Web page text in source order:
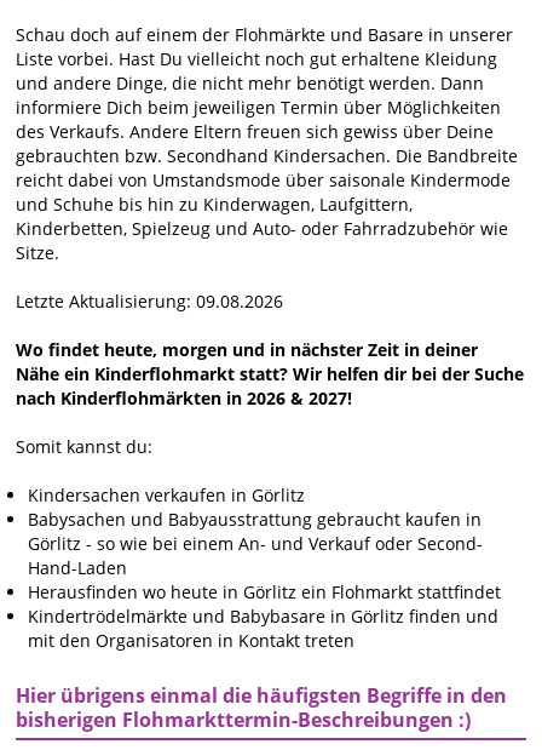
Schau doch auf einem der Flohmärkte und Basare in unserer
Liste vorbei. Hast Du vielleicht noch gut erhaltene Kleidung
und andere Dinge, die nicht mehr benötigt werden. Dann
informiere Dich beim jeweiligen Termin über Möglichkeiten
des Verkaufs. Andere Eltern freuen sich gewiss über Deine
gebrauchten bzw. Secondhand Kindersachen. Die Bandbreite
reicht dabei von Umstandsmode über saisonale Kindermode
und Schuhe bis hin zu Kinderwagen, Laufgittern,
Kinderbetten, Spielzeug und Auto- oder Fahrradzubehör wie
Sitze.
Letzte Aktualisierung: 09.08.2026
Wo findet heute, morgen und in nächster Zeit in deiner
Nähe ein Kinderflohmarkt statt? Wir helfen dir bei der Suche
nach Kinderflohmärkten in 2026 & 2027!
Somit kannst du:
Kindersachen verkaufen in Görlitz
Babysachen und Babyausstrattung gebraucht kaufen in
Görlitz - so wie bei einem An- und Verkauf oder Second-
Hand-Laden
Herausfinden wo heute in Görlitz ein Flohmarkt stattfindet
Kindertrödelmärkte und Babybasare in Görlitz finden und
mit den Organisatoren in Kontakt treten
Hier übrigens einmal die häufigsten Begriffe in den
bisherigen Flohmarkttermin-Beschreibungen :)